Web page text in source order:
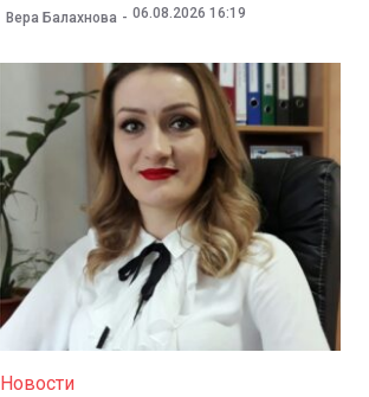
Вера Балахнова 06.08.2026 16:19
Новости